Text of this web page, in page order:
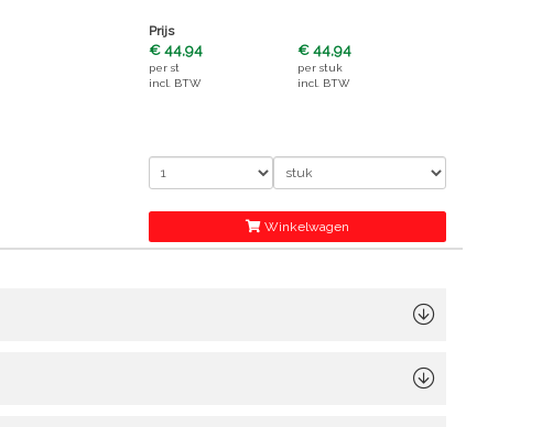
Prijs
€ 44,94
per st
incl. BTW
€ 44,94
per stuk
incl. BTW
Winkelwagen